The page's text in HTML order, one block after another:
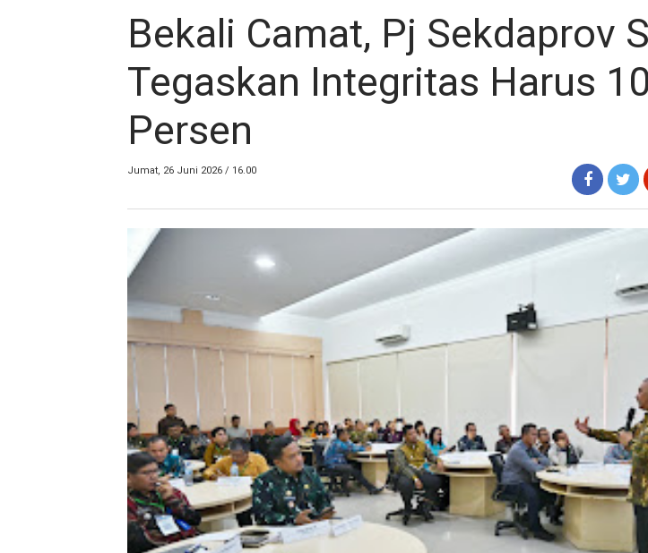
Bekali Camat, Pj Sekdaprov
Tegaskan Integritas Harus
Persen
Jumat, 26 Juni 2026 / 16.00